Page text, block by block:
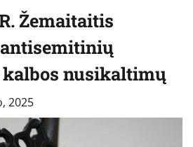
Žemaitaitis
nusikaltimų
2025